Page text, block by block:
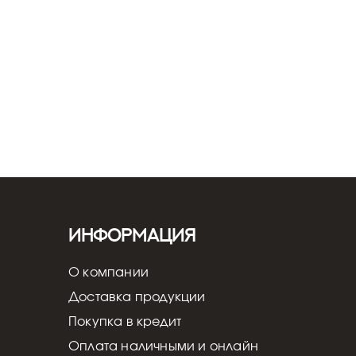
Информация
О компании
Доставка продукции
Покупка в кредит
Оплата наличными и онлайн